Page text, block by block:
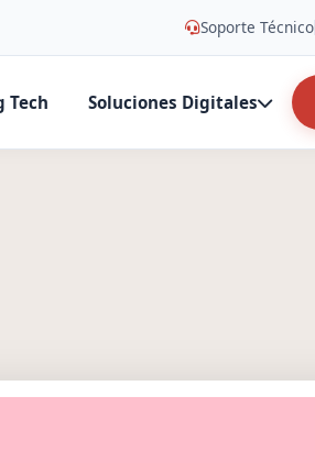
Soporte Técnico
Tech Soluciones Digitales